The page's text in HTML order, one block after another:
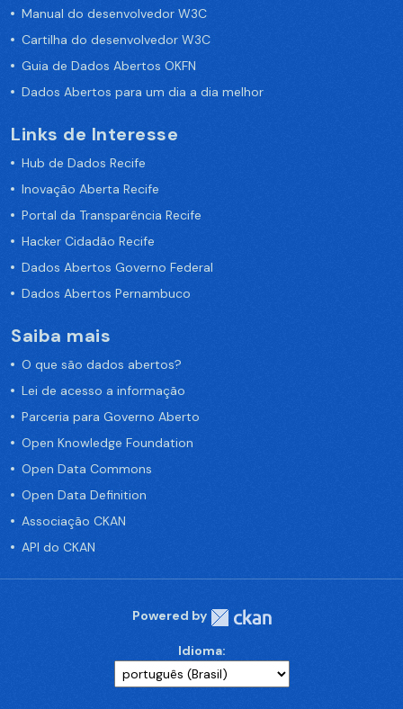
Manual do desenvolvedor W3C
Cartilha do desenvolvedor W3C
Guia de Dados Abertos OKFN
Dados Abertos para um dia a dia melhor
Links de Interesse
Hub de Dados Recife
Inovação Aberta Recife
Portal da Transparência Recife
Hacker Cidadão Recife
Dados Abertos Governo Federal
Dados Abertos Pernambuco
Saiba mais
O que são dados abertos?
Lei de acesso a informação
Parceria para Governo Aberto
Open Knowledge Foundation
Open Data Commons
Open Data Definition
Associação CKAN
API do CKAN
Powered by
Idioma